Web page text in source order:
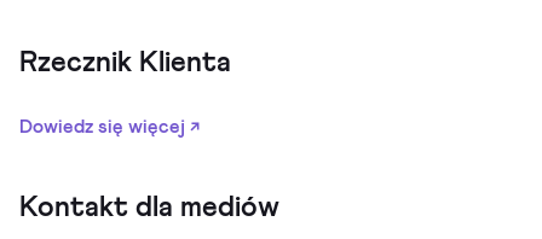
Rzecznik Klienta
Dowiedz się więcej ↗
Kontakt dla mediów